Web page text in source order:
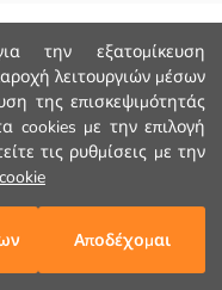
την εξατομίκευση
λειτουργιών μέσων
της επισκεψιμότητάς
cookies με την επιλογή
τις ρυθμίσεις με την
Αποδέχομαι
1